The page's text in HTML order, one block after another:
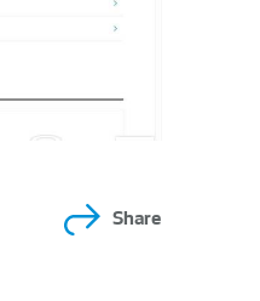
Share